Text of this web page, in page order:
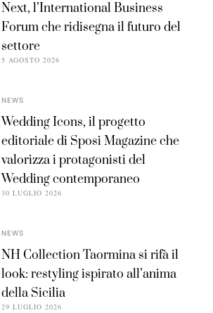
Next, l’International Business
Forum che ridisegna il futuro del
settore
5 AGOSTO 2026
NEWS
Wedding Icons, il progetto
editoriale di Sposi Magazine che
valorizza i protagonisti del
Wedding contemporaneo
30 LUGLIO 2026
NEWS
NH Collection Taormina si rifà il
look: restyling ispirato all’anima
della Sicilia
29 LUGLIO 2026